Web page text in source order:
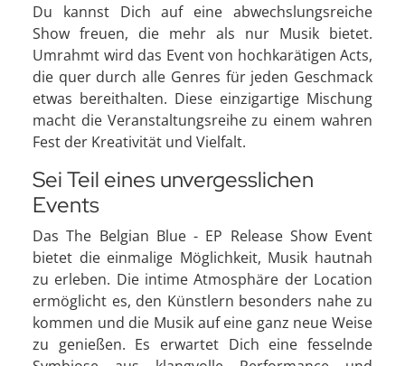
Du kannst Dich auf eine abwechslungsreiche
Show freuen, die mehr als nur Musik bietet.
Umrahmt wird das Event von hochkarätigen Acts,
die quer durch alle Genres für jeden Geschmack
etwas bereithalten. Diese einzigartige Mischung
macht die Veranstaltungsreihe zu einem wahren
Fest der Kreativität und Vielfalt.
Sei Teil eines unvergesslichen
Events
Das The Belgian Blue - EP Release Show Event
bietet die einmalige Möglichkeit, Musik hautnah
zu erleben. Die intime Atmosphäre der Location
ermöglicht es, den Künstlern besonders nahe zu
kommen und die Musik auf eine ganz neue Weise
zu genießen. Es erwartet Dich eine fesselnde